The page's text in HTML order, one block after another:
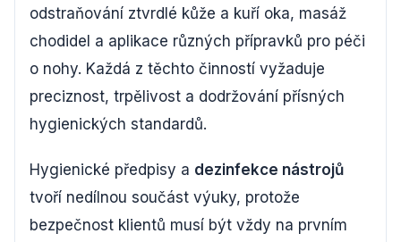
odstraňování ztvrdlé kůže a kuří oka, masáž
chodidel a aplikace různých přípravků pro péči
o nohy. Každá z těchto činností vyžaduje
preciznost, trpělivost a dodržování přísných
hygienických standardů.
Hygienické předpisy a dezinfekce nástrojů
tvoří nedílnou součást výuky, protože
bezpečnost klientů musí být vždy na prvním